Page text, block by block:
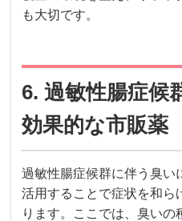
も大切です。
6. 過敏性腸症候
効果的な市販薬
過敏性腸症候群に伴う臭い
活用することで症状を和ら
ります。ここでは、臭い